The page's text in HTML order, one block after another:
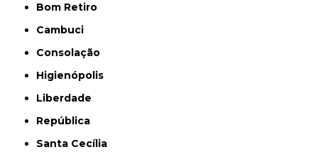
Bom Retiro
Cambuci
Consolação
Higienópolis
Liberdade
República
Santa Cecília